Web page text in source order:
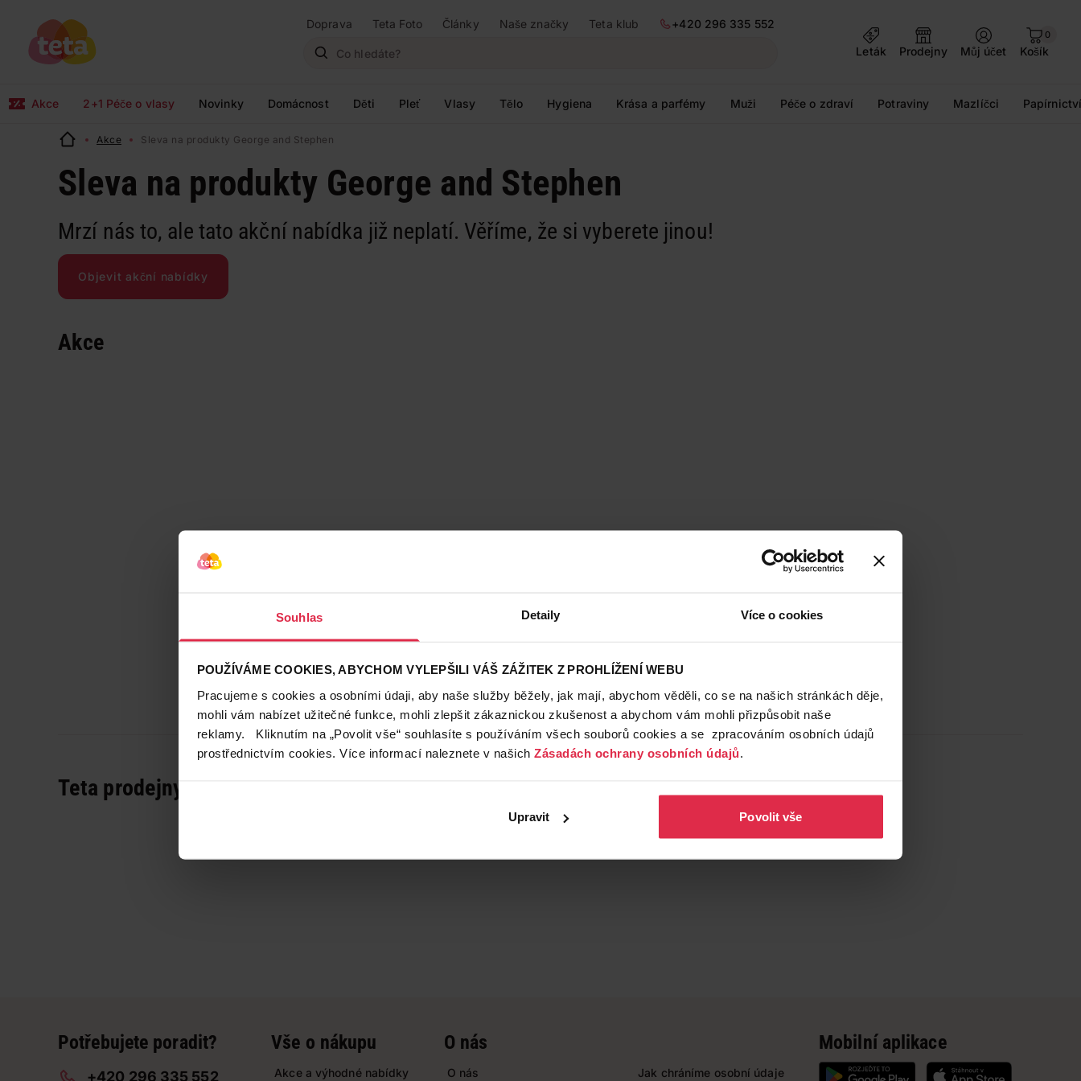
Souhlas Detaily Více o cookies
POUŽÍVÁME COOKIES, ABYCHOM VYLEPŠILI VÁŠ ZÁŽITEK Z PROHLÍŽENÍ WEBU
Pracujeme s cookies a osobními údaji, aby naše služby běžely, jak mají, abychom věděli, co se na našich stránkách děje,
mohli vám nabízet užitečné funkce, mohli zlepšit zákaznickou zkušenost a abychom vám mohli přizpůsobit naše
reklamy. Kliknutím na „Povolit vše“ souhlasíte s používáním všech souborů cookies a se zpracováním osobních údajů
prostřednictvím cookies. Více informací naleznete v našich Zásadách ochrany osobních údajů.
Upravit Povolit vše
Doprava Teta Foto Články Naše značky Teta klub
+420 296 335 552
Leták
Prodejny Můj účet
0
Košík
Akce 2+1 Péče o vlasy Novinky Domácnost Děti Pleť Vlasy Tělo Hygiena Krása a parfémy Muži Péče o zdraví Potraviny Mazlíčci
Akce Sleva na produkty George and Stephen
Sleva na produkty George and Stephen
Mrzí nás to, ale tato akční nabídka již neplatí. Věříme, že si vyberete jinou!
Objevit akční nabídky
Akce
Teta prodejny a služby
Potřebujete poradit?
+420 296 335 552
Vše o nákupu
Akce a výhodné nabídky
O nás
O nás Jak chráníme osobní údaje
Mobilní aplikace